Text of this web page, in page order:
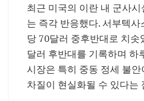
최근 미국의 이란 내 군사
는 즉각 반응했다.서부텍사
당 70달러 중후반대로 치솟
달러 후반대를 기록하며 하
시장은 특히 중동 정세 불
차질이 현실화될 수 있다는